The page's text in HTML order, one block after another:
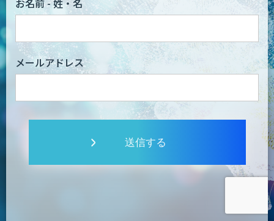
お名前 - 姓・名
メールアドレス
送信する